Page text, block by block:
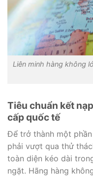
Liên minh hàng không
Tiêu chuẩn kết
cấp quốc tế
Để trở thành một
phải vượt qua thử
toàn diện kéo dài
ngặt. Hãng hàng